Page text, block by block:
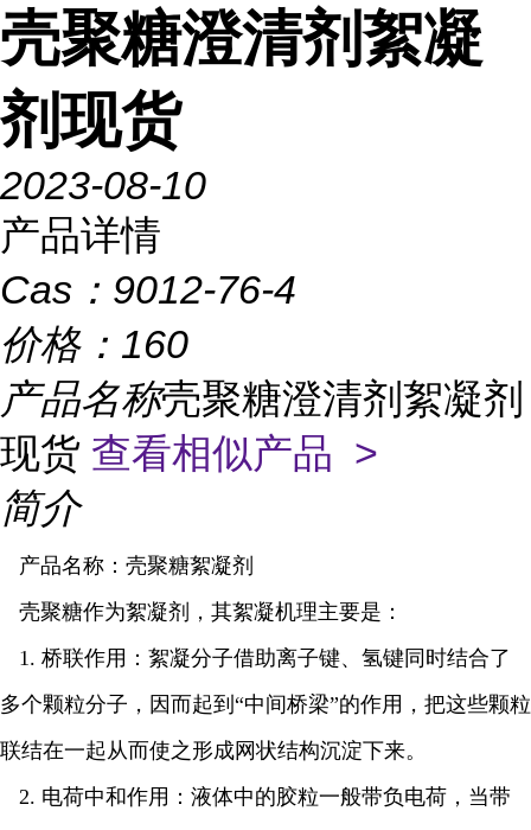
壳聚糖澄清剂絮凝
剂现货
2023-08-10
产品详情
Cas： 9012-76-4
价格： 160
产品名称壳聚糖澄清剂絮凝剂
现货 查看相似产品 >
简介
产品名称：壳聚糖絮凝剂
壳聚糖作为絮凝剂，其絮凝机理主要是：
1. 桥联作用：絮凝分子借助离子键、氢键同时结合了
多个颗粒分子，因而起到“中间桥梁”的作用，把这些颗粒
联结在一起从而使之形成网状结构沉淀下来。
2. 电荷中和作用：液体中的胶粒一般带负电荷，当带